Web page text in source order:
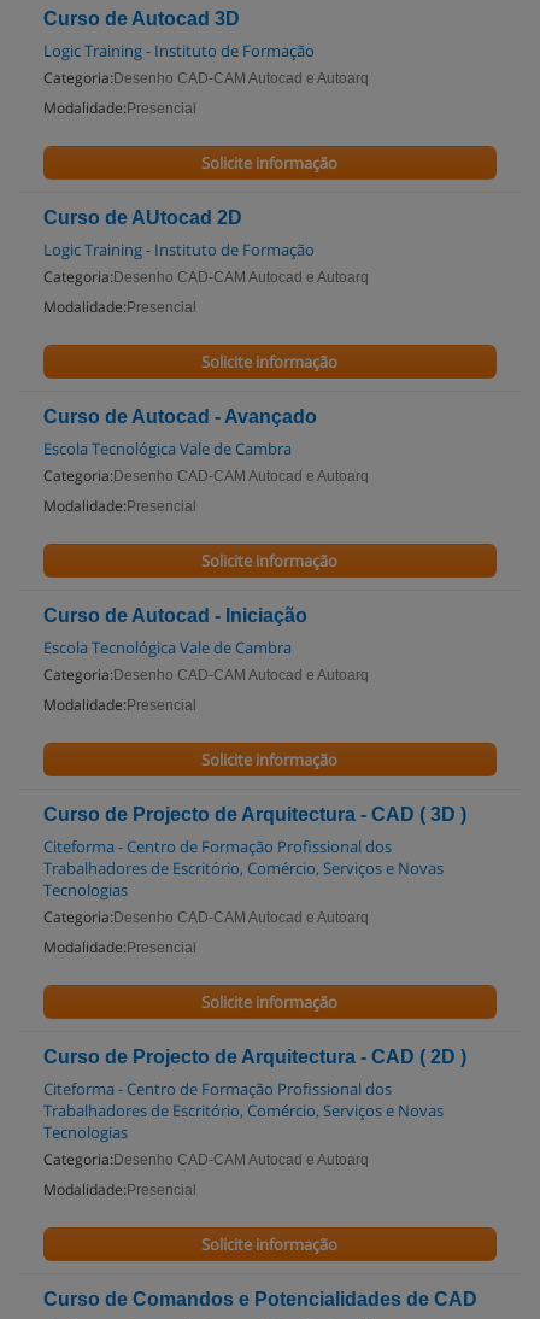
Curso de Autocad 3D
Logic Training - Instituto de Formação
Categoria: Desenho CAD-CAM Autocad e Autoarq
Modalidade: Presencial
Solicite informação
Curso de AUtocad 2D
Logic Training - Instituto de Formação
Categoria: Desenho CAD-CAM Autocad e Autoarq
Modalidade: Presencial
Solicite informação
Curso de Autocad - Avançado
Escola Tecnológica Vale de Cambra
Categoria: Desenho CAD-CAM Autocad e Autoarq
Modalidade: Presencial
Solicite informação
Curso de Autocad - Iniciação
Escola Tecnológica Vale de Cambra
Categoria: Desenho CAD-CAM Autocad e Autoarq
Modalidade: Presencial
Solicite informação
Curso de Projecto de Arquitectura - CAD ( 3D )
Citeforma - Centro de Formação Profissional dos
Trabalhadores de Escritório, Comércio, Serviços e Novas
Tecnologias
Categoria: Desenho CAD-CAM Autocad e Autoarq
Modalidade: Presencial
Solicite informação
Curso de Projecto de Arquitectura - CAD ( 2D )
Citeforma - Centro de Formação Profissional dos
Trabalhadores de Escritório, Comércio, Serviços e Novas
Tecnologias
Categoria: Desenho CAD-CAM Autocad e Autoarq
Modalidade: Presencial
Solicite informação
Curso de Comandos e Potencialidades de CAD